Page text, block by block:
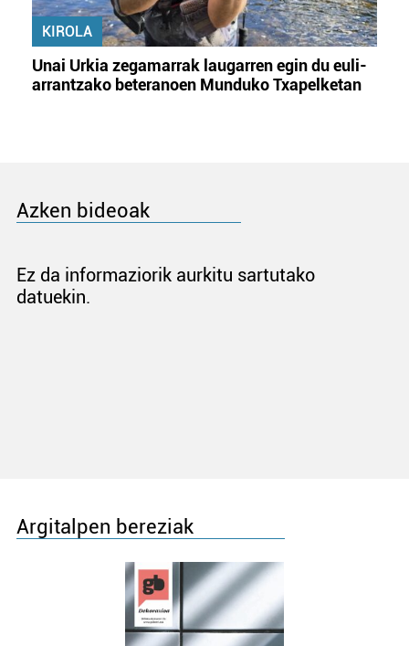
KIROLA
Unai Urkia zegamarrak laugarren egin du euli-
arrantzako beteranoen Munduko Txapelketan
Azken bideoak
Ez da informaziorik aurkitu sartutako
datuekin.
Argitalpen bereziak